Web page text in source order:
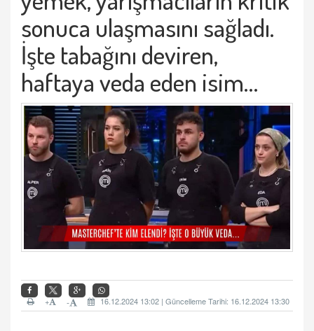
sonuca ulaşmasını sağladı.
İşte tabağını deviren,
haftaya veda eden isim…
16.12.2024 13:02 | Güncelleme Tarihi: 16.12.2024 13:30
-
+